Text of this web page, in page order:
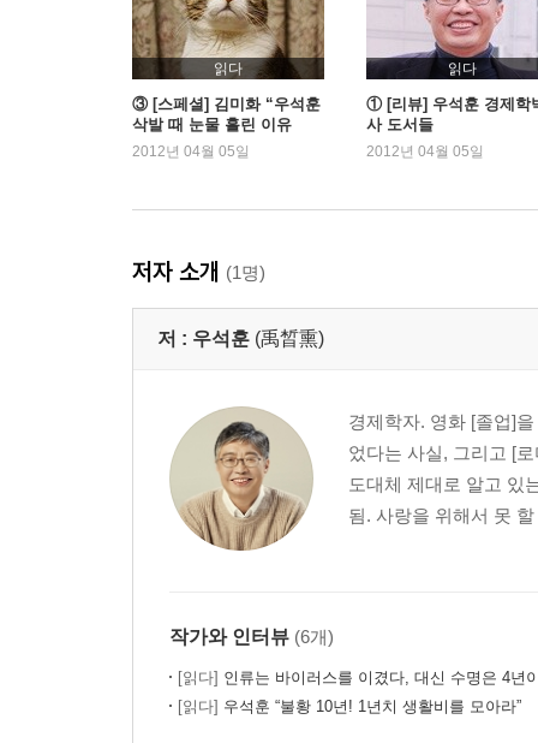
화학조미료와 아토피
남편의 입맛과 주부의 자존심
음식, 현대를 이해하는 코드
음식에서 음식 재료로
콩, 신이 내린 완벽한 음식
쌀, 전 세계인의 주식
우리는 배고파, 너는 배부르니?
음식의 정치경제학
제도로서의 음식, 그 적자생존의 장
학문은 음식에 대해 얼마나 알려주는가
: 칼로리와 비타민의 신화
음식국부론 : 여성의 눈으로 세상을!
음식을 위협하는 마피아
이거 먹어도 괜찮아?
읽다
③ [스페셜] 김미화 “우석훈
삭발 때 눈물 흘린 이유
는…” – 김미화가 본 우석훈
2012년 04월 05일
읽다
① [리뷰] 우석훈 경제학
사 도서들
2012년 04월 05일
저자 소개 (1명)
저 : 우석훈 (禹晳熏)
경제학자. 영화 [졸업]
었다는 사실, 그리고 [
도대체 제대로 알고 있
됨. 사랑을 위해서 못
작가와 인터뷰 (6개)
[읽다] 인류는 바이러스를 이겼다, 대신 수명은 4년
[읽다] 우석훈 “불황 10년! 1년치 생활비를 모아라”